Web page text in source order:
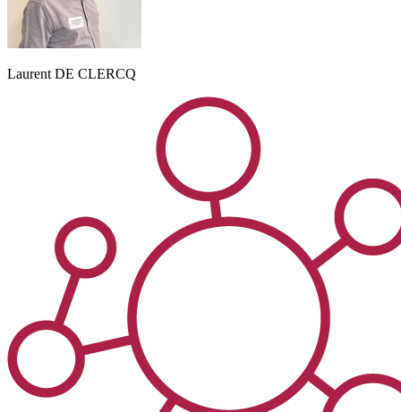
Laurent DE CLERCQ